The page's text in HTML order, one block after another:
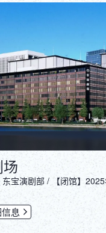
东宝演剧部 / 【闭馆】
息